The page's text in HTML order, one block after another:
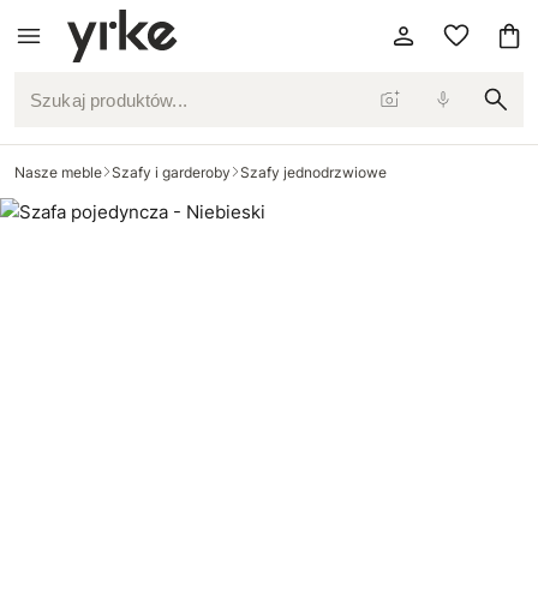
Szukaj produktów...
Nasze meble Szafy i garderoby Szafy jednodrzwiowe